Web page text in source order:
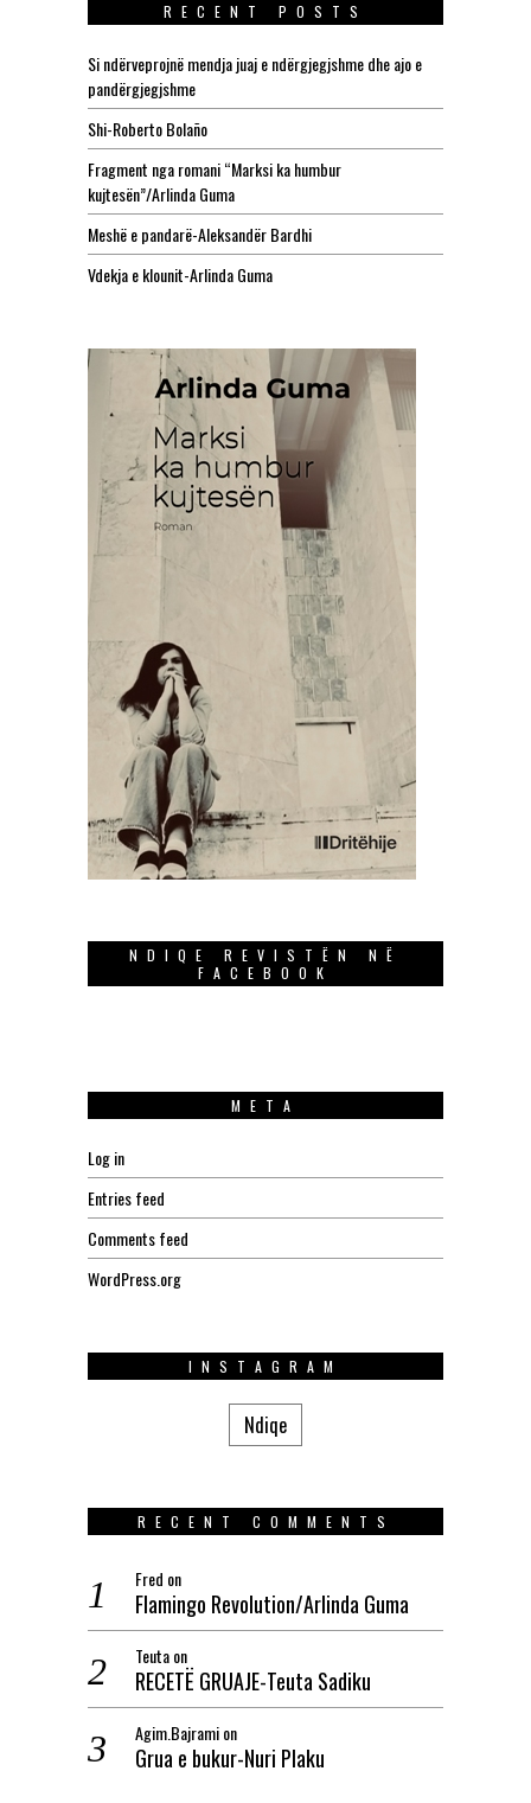
RECENT POSTS
Si ndërveprojnë mendja juaj e ndërgjegjshme dhe ajo e
pandërgjegjshme
Shi-Roberto Bolaño
Fragment nga romani “Marksi ka humbur
kujtesën”/Arlinda Guma
Meshë e pandarë-Aleksandër Bardhi
Vdekja e klounit-Arlinda Guma
NDIQE REVISTËN NË
FACEBOOK
META
Log in
Entries feed
Comments feed
WordPress.org
INSTAGRAM
Ndiqe
RECENT COMMENTS
Fred on
Flamingo Revolution/Arlinda Guma
Teutaon
RECETË GRUAJE-Teuta Sadiku
Agim.Bajramion
Grua e bukur-Nuri Plaku